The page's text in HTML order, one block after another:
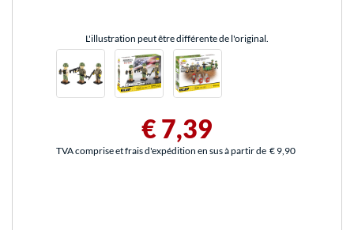
L'illustration peut être différente de l'original.
€ 7,39
TVA comprise et frais d'expédition en sus à partir de € 9,90